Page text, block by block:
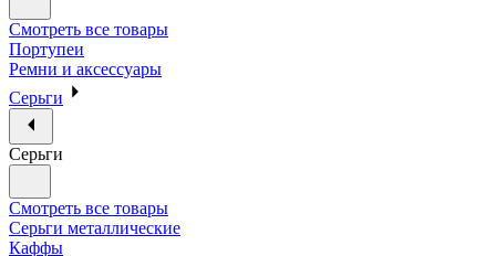
Смотреть все товары
Портупеи
Ремни и аксессуары
Серьги
Серьги
Смотреть все товары
Серьги металлические
Каффы